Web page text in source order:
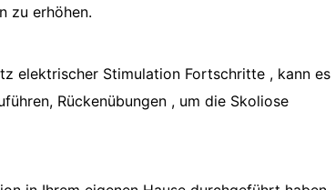
zu erhöhen.
elektrischer Stimulation Fortschritte , kann es
Rückenübungen , um die Skoliose